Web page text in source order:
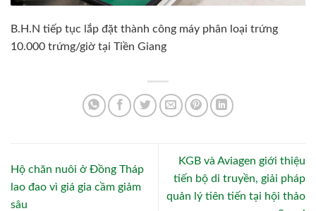
B.H.N tiếp tục lắp đặt thành công máy phân loại trứng
10.000 trứng/giờ tại Tiền Giang
Hộ chăn nuôi ở Đồng Tháp
lao đao vì giá gia cầm giảm
sâu
KGB và Aviagen giới thiệu
tiến bộ di truyền, giải pháp
quản lý tiên tiến tại hội thảo